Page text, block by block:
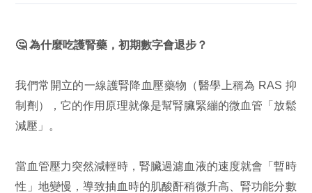
🤔 為什麼吃護腎藥，初期數字會退步？
我們常開立的一線護腎降血壓藥物（醫學上稱為 RAS 抑
制劑），它的作用原理就像是幫腎臟緊繃的微血管「放鬆
減壓」。
當血管壓力突然減輕時，腎臟過濾血液的速度就會「暫時
性」地變慢，導致抽血時的肌酸酐稍微升高、腎功能分數